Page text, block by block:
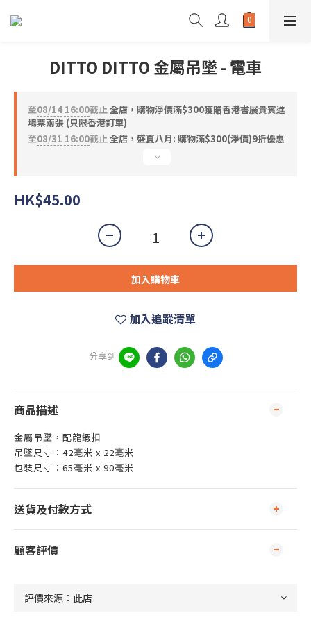
DITTO DITTO 金屬吊墜 - 電車
至08/14 16:00截止全店，購物淨價滿$300獲贈香港書展貴賓進
場票兩張 (只限香港訂單)
至08/31 16:00截止全店，盛夏八月: 購物滿$300(淨價)9折優惠
HK$45.00
加入購物車
加入追蹤清單
分享到
商品描述
金屬吊墜，配龍蝦扣
吊墜尺寸：42毫米 x 22毫米
包裝尺寸：65毫米 x 90毫米
送貨及付款方式
顧客評價